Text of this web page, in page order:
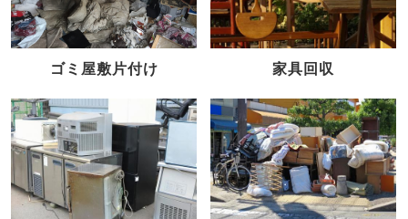
ゴミ屋敷片付け 家具回収